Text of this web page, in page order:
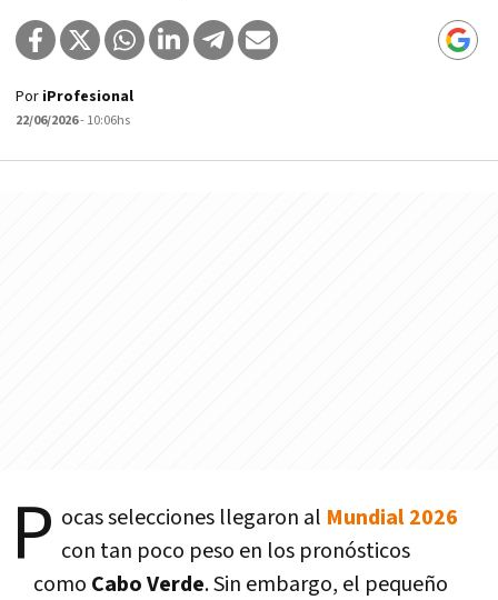
Por iProfesional
22/06/2026- 10:06hs
P ocas selecciones llegaron al Mundial 2026
con tan poco peso en los pronósticos
como Cabo Verde. Sin embargo, el pequeño